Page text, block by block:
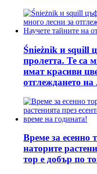
Śnieżnik и squill
пролетта. Те са
имат красиви
отглеждането
Време за есенно
наторите
тор е добър по